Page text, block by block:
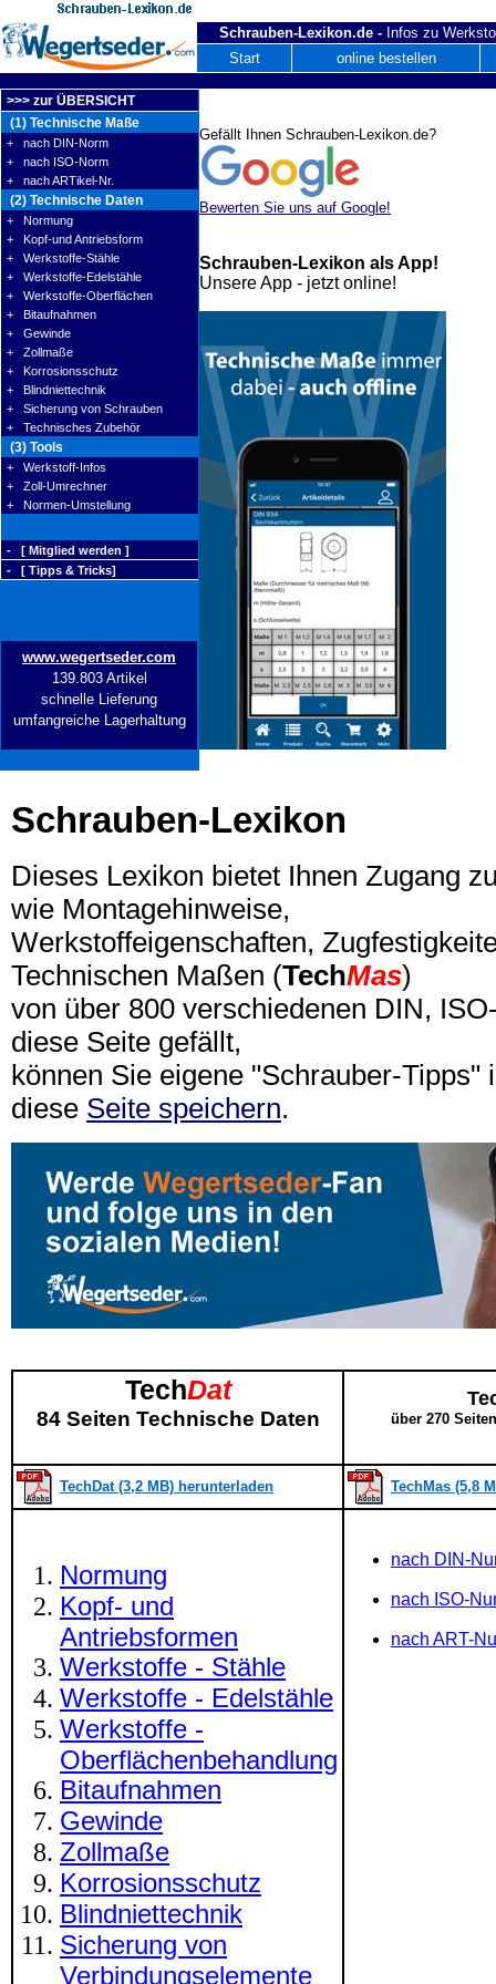
Schrauben-Lexikon.de - Infos zu
Start
online bestellen
>>> zur ÜBERSICHT
(1) Technische Maße
+ nach DIN-Norm
+ nach ISO-Norm
+ nach ARTikel-Nr.
(2) Technische Daten
+ Normung
+ Kopf-und Antriebsform
+ Werkstoffe-Stähle
+ Werkstoffe-Edelstähle
+ Werkstoffe-Oberflächen
+ Bitaufnahmen
+ Gewinde
+ Zollmaße
+ Korrosionsschutz
+ Blindniettechnik
+ Sicherung von Schrauben
+ Technisches Zubehör
(3) Tools
+ Werkstoff-Infos
+ Zoll-Umrechner
+ Normen-Umstellung
- [ Mitglied werden ]
- [ Tipps & Tricks]
www.wegertseder.com
139.803 Artikel
schnelle Lieferung
umfangreiche Lagerhaltung
Schrauben-Lexikon
Dieses Lexikon bietet Ihnen Zugang
wie Montagehinweise,
Werkstoffeigenschaften,
Technischen Maßen (TechMas)
von über 800 verschiedenen DIN,
diese Seite gefällt,
können Sie eigene "Schrauber-Tipps"
diese Seite speichern.
TechDat
84 Seiten Technische Daten über 270
TechDat (3,2 MB) herunterladen TechMas (5,8
Normung
Kopf- und
Antriebsformen
Werkstoffe - Stähle
Werkstoffe - Edelstähle
Werkstoffe -
Oberflächenbehandlung
Bitaufnahmen
Gewinde
Zollmaße
Korrosionsschutz
Blindniettechnik
Sicherung von
Verbindungselemente
nach DIN-
nach ISO-
nach ART-
Gefällt Ihnen Schrauben-Lexikon.de?
Bewerten Sie uns auf Google!
Schrauben-Lexikon als App!
Unsere App - jetzt online!